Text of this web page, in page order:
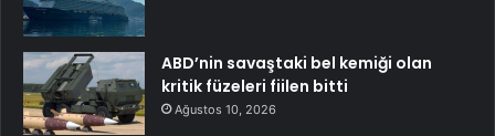
ABD’nin savaştaki bel kemiği olan
kritik füzeleri fiilen bitti
Ağustos 10, 2026